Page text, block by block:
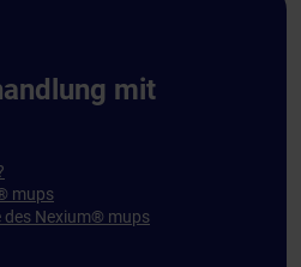
mit
mups
des Nexium® mups